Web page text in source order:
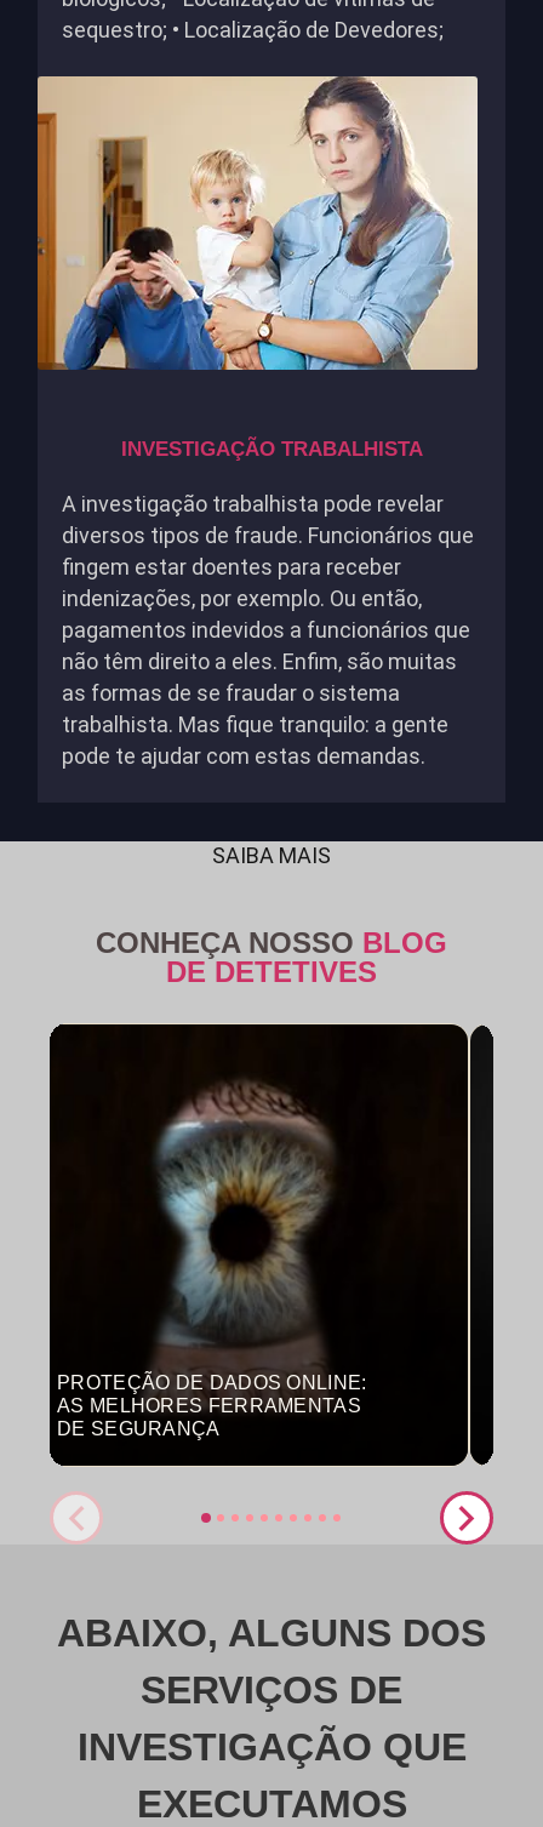
sequestro; • Localização de Devedores;
INVESTIGAÇÃO TRABALHISTA
A investigação trabalhista pode revelar
diversos tipos de fraude. Funcionários que
fingem estar doentes para receber
indenizações, por exemplo. Ou então,
pagamentos indevidos a funcionários que
não têm direito a eles. Enfim, são muitas
as formas de se fraudar o sistema
trabalhista. Mas fique tranquilo: a gente
pode te ajudar com estas demandas.
SAIBA MAIS
CONHEÇA NOSSO BLOG
DE DETETIVES
PROTEÇÃO DE DADOS ONLINE:
AS MELHORES FERRAMENTAS
DE SEGURANÇA
ABAIXO, ALGUNS DOS
SERVIÇOS DE
INVESTIGAÇÃO QUE
EXECUTAMOS